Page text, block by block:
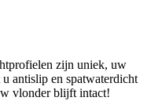
zijn uniek, uw
antislip en spatwaterdicht
vlonder blijft intact!